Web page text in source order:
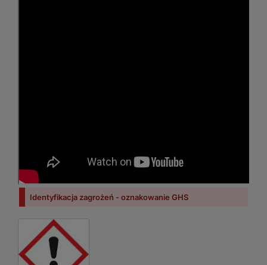
Identyfikacja zagrożeń - oznakowanie GHS